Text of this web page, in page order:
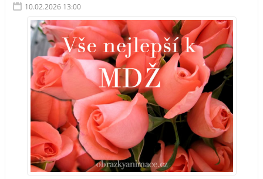
10.02.2026 13:00